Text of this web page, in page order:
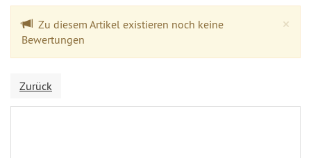
×
Zu diesem Artikel existieren noch keine
Bewertungen
Zurück